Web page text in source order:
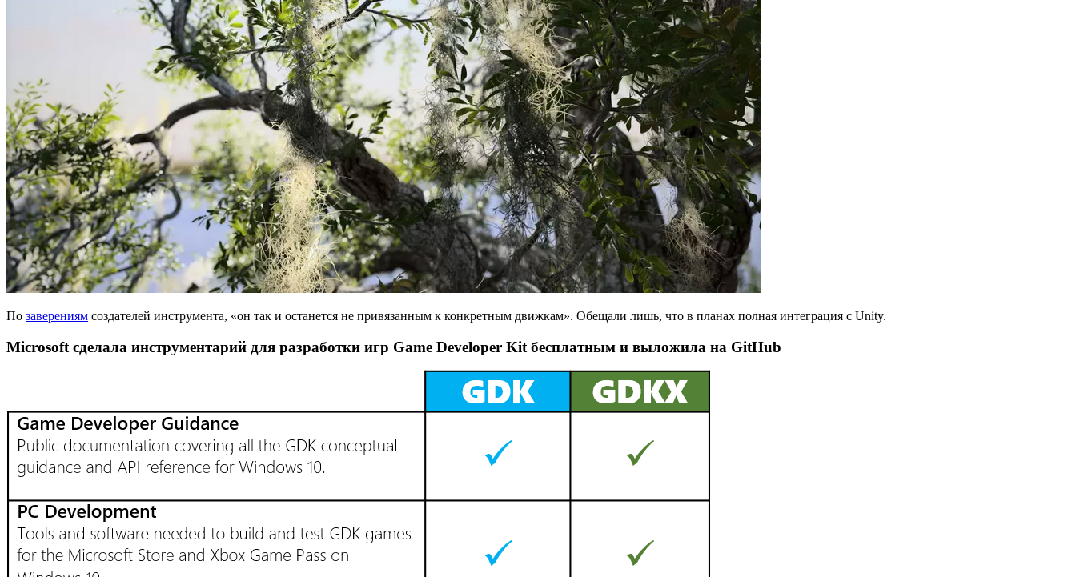
По заверениям создателей инструмента, «он так и останется не привязанным к конкретным движкам». Обещали лишь, что в планах полная интеграция с Unity.
Microsoft сделала инструментарий для разработки игр Game Developer Kit бесплатным и выложила на GitHub